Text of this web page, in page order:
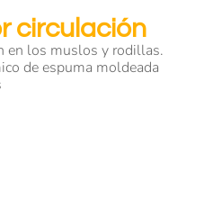
circulación
en los muslos y rodillas.
de espuma moldeada